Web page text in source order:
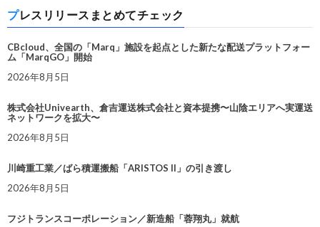
プレスリリースまとめてチェック
CBcloud、全国の「Marq」施設を起点とした新たな配送プラットフォー
ム「MarqGO」開始
2026年8月5日
株式会社Univearth、倉吉運送株式会社と資本提携〜山陰エリアへ実運送
ネットワークを拡大〜
2026年8月5日
川崎重工業／ばら積運搬船「ARISTOS II」の引き渡し
2026年8月5日
フジトランスコーポレーション／新造船「蓉翔丸」就航